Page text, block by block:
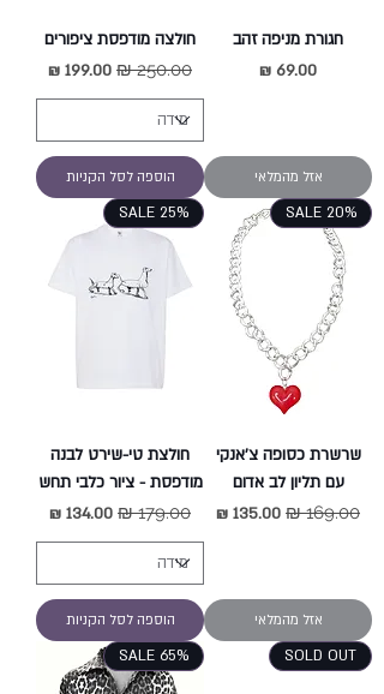
חגורת מניפה זהב
מחיר
אזל מהמלאי
חולצה מודפסת ציפורים
מחיר רגיל
מחיר מבצע
הוספה לסל הקניות
SALE 20%
שרשרת כסופה צ'אנקי
עם תליון לב אדום
מחיר רגיל
מחיר מבצע
אזל מהמלאי
SALE 25%
חולצת טי-שירט לבנה
מודפסת - ציור כלבי תחש
מחיר רגיל
מחיר מבצע
הוספה לסל הקניות
SOLD OUT
SALE 65%